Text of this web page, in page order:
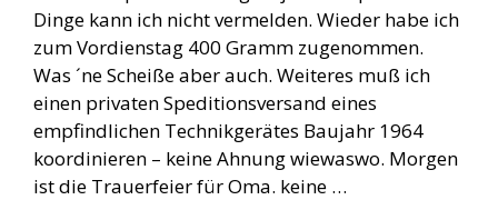
Dinge kann ich nicht vermelden. Wieder habe ich
zum Vordienstag 400 Gramm zugenommen.
Was ´ne Scheiße aber auch. Weiteres muß ich
einen privaten Speditionsversand eines
empfindlichen Technikgerätes Baujahr 1964
koordinieren – keine Ahnung wiewaswo. Morgen
ist die Trauerfeier für Oma. keine …